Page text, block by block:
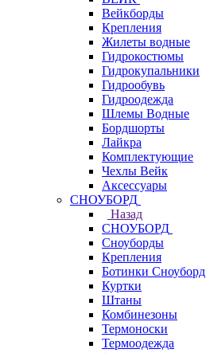
Вейкборды
Крепления
Жилеты водные
Гидрокостюмы
Гидрокупальники
Гидрообувь
Гидроодежда
Шлемы Водные
Бордшорты
Лайкра
Комплектующие
Чехлы Вейк
Аксессуары
СНОУБОРД
Назад
СНОУБОРД
Сноуборды
Крепления
Ботинки Сноуборд
Куртки
Штаны
Комбинезоны
Термоноски
Термоодежда